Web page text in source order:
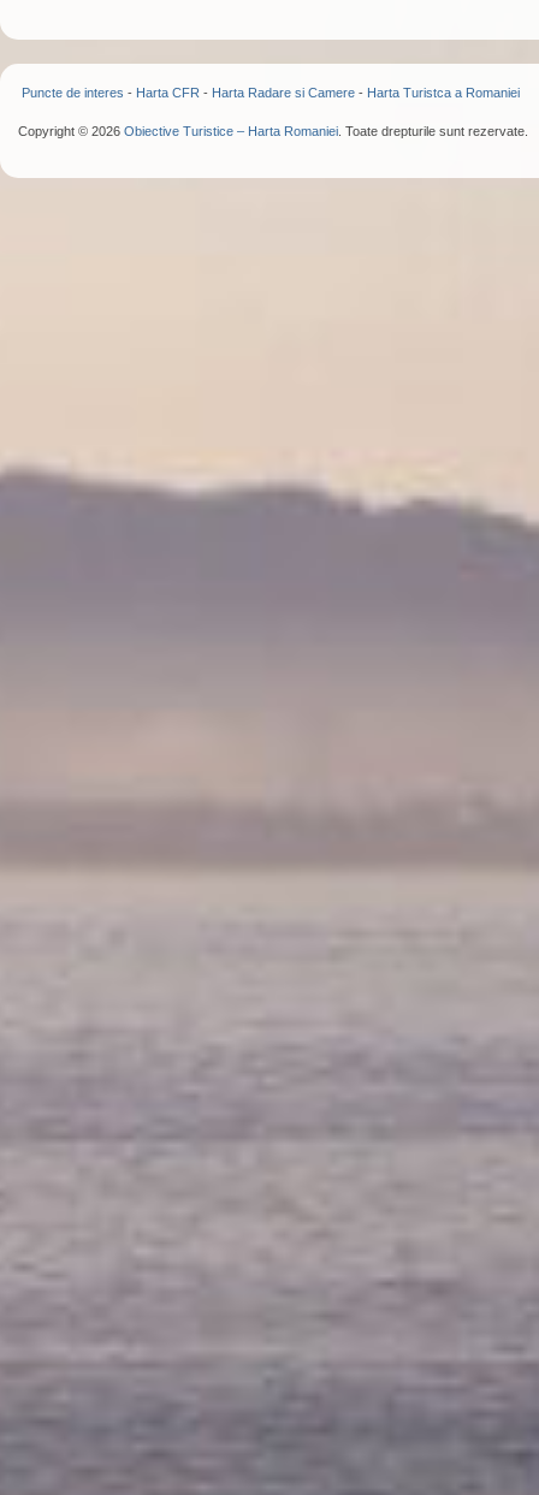
Puncte de interes - Harta CFR - Harta Radare si Camere - Harta Turistca a Romaniei
Copyright © 2026 Obiective Turistice – Harta Romaniei . Toate drepturile sunt rezervate.